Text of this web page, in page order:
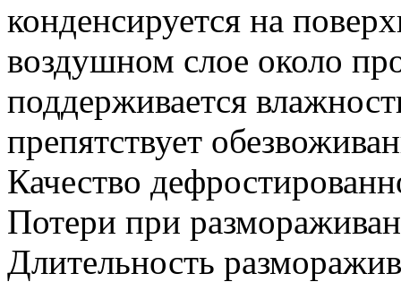
конденсируется на
воздушном слое около
поддерживается
препятствует
Качество
Потери при
Длительность